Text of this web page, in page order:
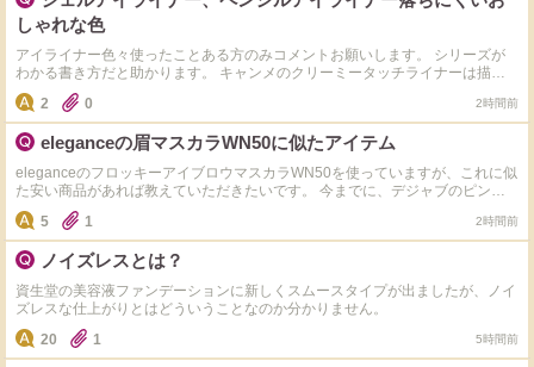
しゃれな色
アイライナー色々使ったことある方のみコメントお願いします。 シリーズが
わかる書き方だと助かります。 キャンメのクリーミータッチライナーは描き
やすいけどやはり落ちて汚くなってしまうことがありプチプラで落ちにくい且
つグレージュやニュアンス感のある暗い色を探してます。まつ毛の間を埋める
のでにじまないやつがいいんです！ 売り場に行くとテスターないものもあっ
て試していたら何が何やらわからなくなり疲れてしまい質問しています。 落
ちにくいペンシルタイプのアイライナーおすすめあったら教えてください！
2000円以下だと助かりますです！
2 0 2時間前
eleganceの眉マスカラWN50に似たアイテム
eleganceのフロッキーアイブロウマスカラWN50を使っていますが、これに似
た安い商品があれば教えていただきたいです。 今までに、デジャブのピンク
ブラウンを使いましたが色が暗く、セザンヌのピンクブラウンは時間が経つと
色が暗くなってしまい、ロムアンドはどれもしっくりきませんでした。 これ
ら以外で皆様のおすすめがあればぜひ教えてください。よろしくお願いじす。
5 1 2時間前
ノイズレスとは？
資生堂の美容液ファンデーションに新しくスムースタイプが出ましたが、ノイ
ズレスな仕上がりとはどういうことなのか分かりません。
20
1 5時間前